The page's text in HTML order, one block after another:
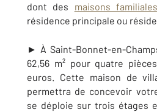
dont des maisons
résidence principale ou
► ÀSaint-Bonnet-en-
62,56 m² pour quatre
euros. Cette maison de
permettra de concevoir
se déploie sur trois étages